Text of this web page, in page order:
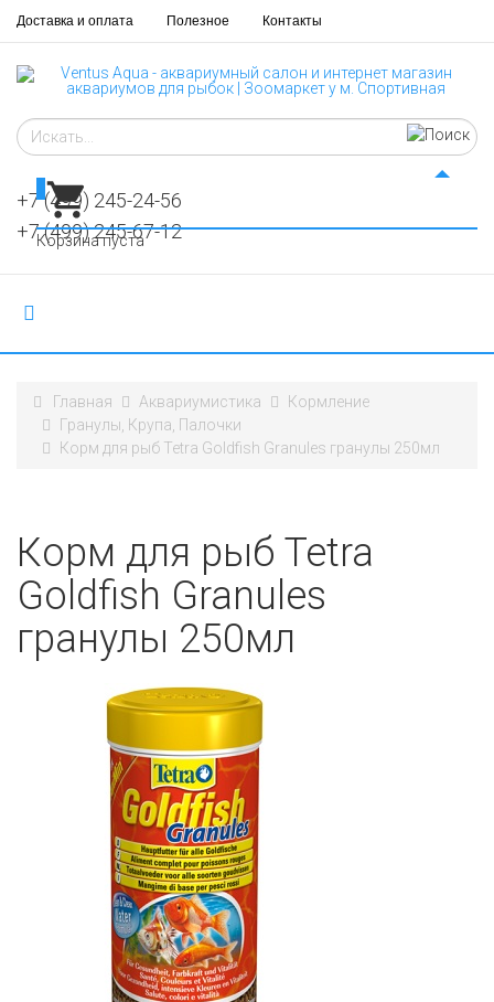
Доставка и оплата Полезное Контакты
+7 (499) 245-24-56
+7 (499) 245-67-12
Корзина пуста
Главная Аквариумистика
Кормление
Гранулы, Крупа, Палочки
Корм для рыб Tetra Goldfish Granules гранулы 250мл
Корм для рыб Tetra
Goldfish Granules
гранулы 250мл